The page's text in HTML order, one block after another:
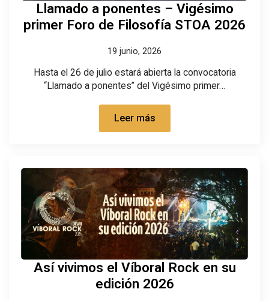
Llamado a ponentes – Vigésimo
primer Foro de Filosofía STOA 2026
19 junio, 2026
Hasta el 26 de julio estará abierta la convocatoria
“Llamado a ponentes” del Vigésimo primer…
Leer más
Así vivimos el Víboral Rock en su
edición 2026